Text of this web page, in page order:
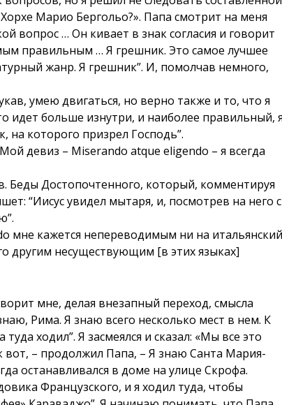
Марио Бергольо?». Папа смотрит на меня
вопрос … Он кивает в знак согласия и говорит
правильным … Я грешник. Это самое лучшее
жанр. Я грешник”. И, помолчав немного,
умею двигаться, но верно также и то, что я
идет больше изнутри, и наиболее правильный,
на которого призрел Господь”.
девиз – Miserando atque eligendo – я всегда
Беды Достопочтенного, который, комментируя
“Иисус увидел мытаря, и, посмотрев на него с
мне кажется непереводимым ни на
другим несуществующим [в этих языках]
мне, делая внезапный переход, смысла
Рима. Я знаю всего несколько мест в нем. К
ходил”. Я засмеялся и сказал: «Мы все это
– продолжил Папа, – Я знаю Санта Мария-
останавливался в доме на улице Скрофа.
Французского, и я ходил туда, чтобы